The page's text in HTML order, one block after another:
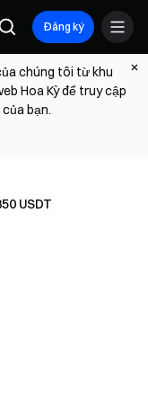
Đăng ký
chúng tôi từ khu
Hoa Kỳ để truy cập
bạn.
USDT